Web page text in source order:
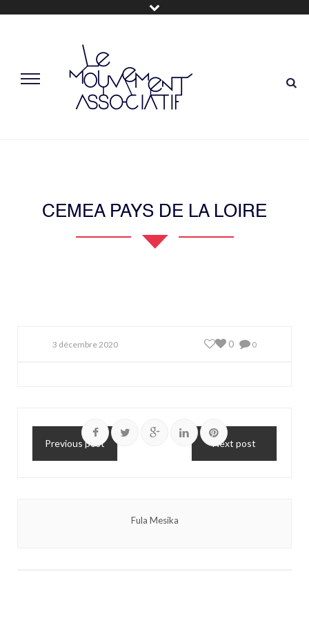
CEMEA PAYS DE LA LOIRE
3 décembre 2020 0
0
Previous post Next post
Fula Mesika